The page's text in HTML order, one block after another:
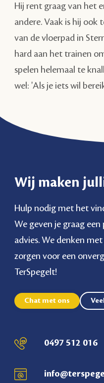
Hij rent graag van het
andere. Vaak is hij ook
van de vloerpad in
hard aan het trainen
spelen helemaal te
wel: 'Als je iets wil
Wij maken
Hulp nodig met het
We geven je graag een
advies. We denken
zorgen voor een
TerSpegelt!
Chat met ons
0497 512 016